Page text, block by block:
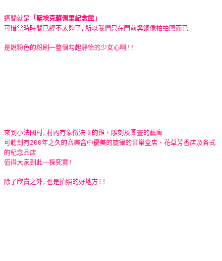
這間就是 「聖埃克蘇佩里紀念館」
可惜當時時間已經不太夠了,所以我們只在門前與銅像拍拍照而已
是說粉色的粉刷一整個勾起靜怡的少女心啊!!
來到小法國村,村內有象徵法國的雞、雕刻及圖畫的藝廊
可聽到有200年之久的音樂盒中優美的旋律的音樂盒店、花草芳香店及各式
的紀念品店
值得大家到此一探究竟!
除了欣賞之外,也是拍照的好地方!!